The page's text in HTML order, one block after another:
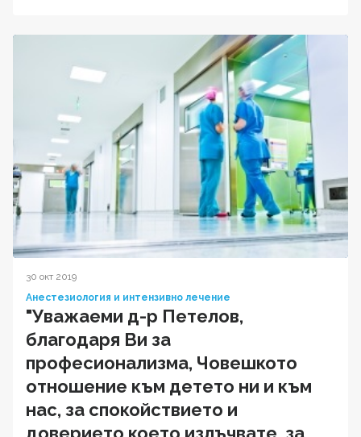
30 окт 2019
Анестезиология и интензивно лечение
"Уважаеми д-р Петелов,
благодаря Ви за
професионализма, Човешкото
отношение към детето ни и към
нас, за спокойствието и